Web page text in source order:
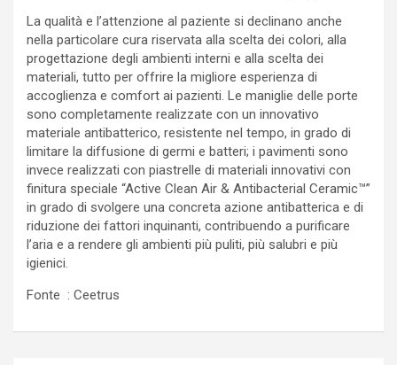
La qualità e l’attenzione al paziente si declinano anche
nella particolare cura riservata alla scelta dei colori, alla
progettazione degli ambienti interni e alla scelta dei
materiali, tutto per offrire la migliore esperienza di
accoglienza e comfort ai pazienti. Le maniglie delle porte
sono completamente realizzate con un innovativo
materiale antibatterico, resistente nel tempo, in grado di
limitare la diffusione di germi e batteri; i pavimenti sono
invece realizzati con piastrelle di materiali innovativi con
finitura speciale “Active Clean Air & Antibacterial Ceramic™”
in grado di svolgere una concreta azione antibatterica e di
riduzione dei fattori inquinanti, contribuendo a purificare
l’aria e a rendere gli ambienti più puliti, più salubri e più
igienici.
Fonte : Ceetrus